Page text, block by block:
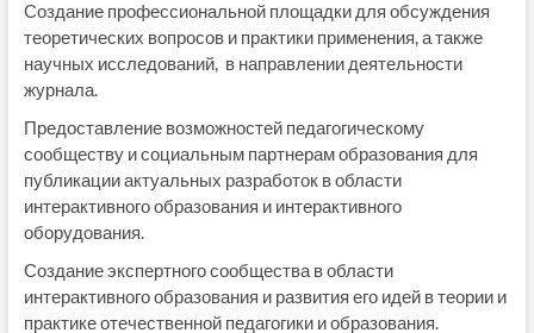
Создание профессиональной площадки для обсуждения
теоретических вопросов и практики применения, а также
научных исследований, в направлении деятельности
журнала.
Предоставление возможностей педагогическому
сообществу и социальным партнерам образования для
публикации актуальных разработок в области
интерактивного образования и интерактивного
оборудования.
Создание экспертного сообщества в области
интерактивного образования и развития его идей в теории и
практике отечественной педагогики и образования.